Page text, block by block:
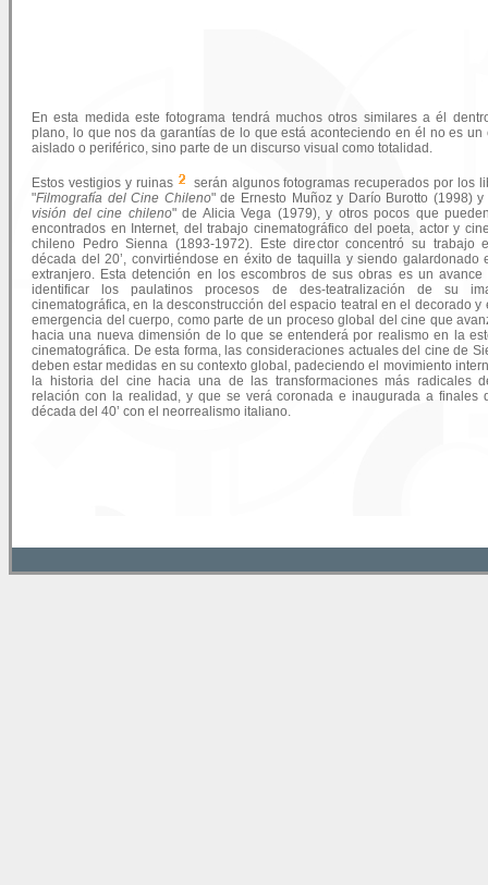
En esta medida este fotograma tendrá muchos otros similares a él
plano, lo que nos da garantías de lo que está aconteciendo en él no es un
aislado o periférico, sino parte de un discurso visual como totalidad.
Estos vestigios y ruinas
serán algunos fotogramas recuperados por los
"Filmografía del Cine Chileno" de Ernesto Muñoz y Darío Burotto (1998) y
visión del cine chileno" de Alicia Vega (1979), y otros pocos que
encontrados en Internet, del trabajo cinematográfico del poeta, actor y
chileno Pedro Sienna (1893-1972). Este director concentró su trabajo
década del 20’, convirtiéndose en éxito de taquilla y siendo galardonado
extranjero. Esta detención en los escombros de sus obras es un avance
identificar los paulatinos procesos de des-teatralización de su
cinematográfica, en la desconstrucción del espacio teatral en el decorado y
emergencia del cuerpo, como parte de un proceso global del cine que
hacia una nueva dimensión de lo que se entenderá por realismo en la
cinematográfica. De esta forma, las consideraciones actuales del cine de
deben estar medidas en su contexto global, padeciendo el movimiento
la historia del cine hacia una de las transformaciones más radicales
relación con la realidad, y que se verá coronada e inaugurada a finales
década del 40’ con el neorrealismo italiano.